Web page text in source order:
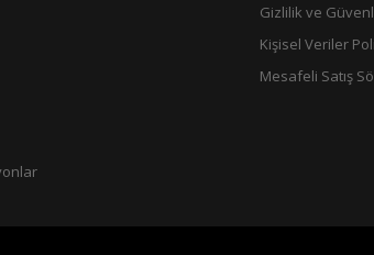
Gizlilik ve
Kişisel Veriler
Mesafeli Satış